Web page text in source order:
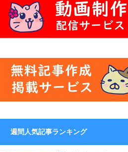
週間人気記事ランキング